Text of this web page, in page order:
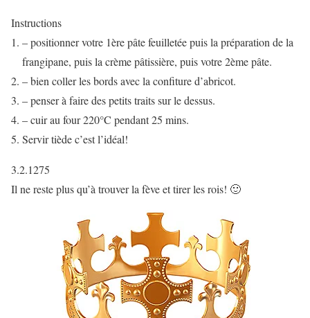
Instructions
– positionner votre 1ère pâte feuilletée puis la préparation de la
frangipane, puis la crème pâtissière, puis votre 2ème pâte.
– bien coller les bords avec la confiture d’abricot.
– penser à faire des petits traits sur le dessus.
– cuir au four 220°C pendant 25 mins.
Servir tiède c’est l’idéal!
3.2.1275
Il ne reste plus qu’à trouver la fève et tirer les rois! 🙂